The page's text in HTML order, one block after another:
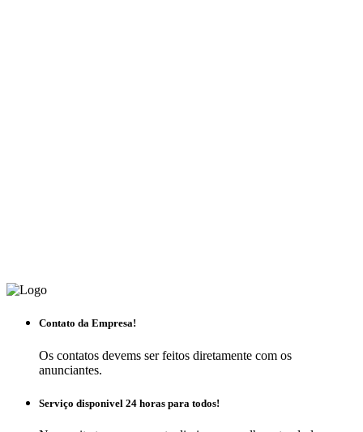
Contato da Empresa!
Os contatos devems ser feitos diretamente com os
anunciantes.
Serviço disponivel 24 horas para todos!